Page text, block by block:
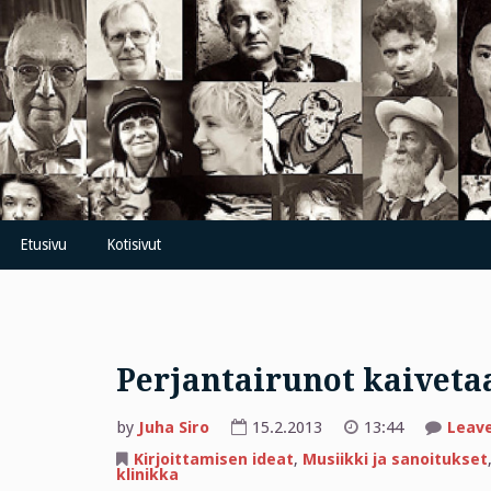
Skip
to
content
Etusivu Kotisivut
Perjantairunot
by Juha Siro 15.2.2013 13:44
Kirjoittamisen ideat, Musiikki ja sanoitukset,
klinikka